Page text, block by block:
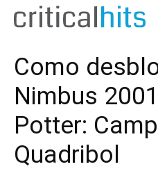
Como
Nimbus
Potter:
Quadribol